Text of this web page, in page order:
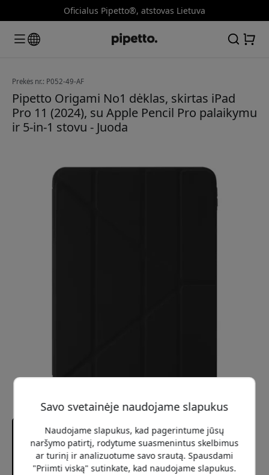
Oficialus Pipetto®, atstovas Lietuva
Prekės nr.: P052-49-AF
Pipetto Origami No1 dėklas, skirtas iPad
Pro 11 (2024), su Apple Pencil Pro palaikymu
ir 5-in-1 stovu - Juoda
Savo svetainėje naudojame slapukus
Naudojame slapukus, kad pagerintume jūsų
naršymo patirtį, rodytume suasmenintus skelbimus
ar turinį ir analizuotume savo srautą. Spausdami
"Priimti viską" sutinkate, kad naudojame slapukus.